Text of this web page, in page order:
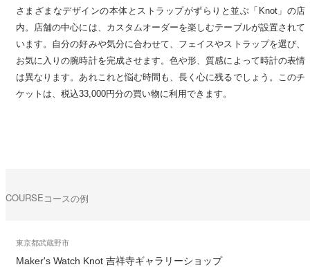
さまざまなデザインの本体とストラップがずらりと並ぶ「Knot」の店
内。店舗の中心には、カスタムオーダーを楽しむテーブルが設置されて
います。自分の好みや気分に合わせて、フェイスやストラップを選び、
お気に入りの腕時計を完成させます。色や形、質感によって時計の表情
は異なります。あれこれと悩む時間も、長く心に残るでしょう。このチ
ケットは、税込33,000円分の買い物に利用できます。
COURSEコースの例
東京都武蔵野市
Maker's Watch Knot 吉祥寺ギャラリーショップ